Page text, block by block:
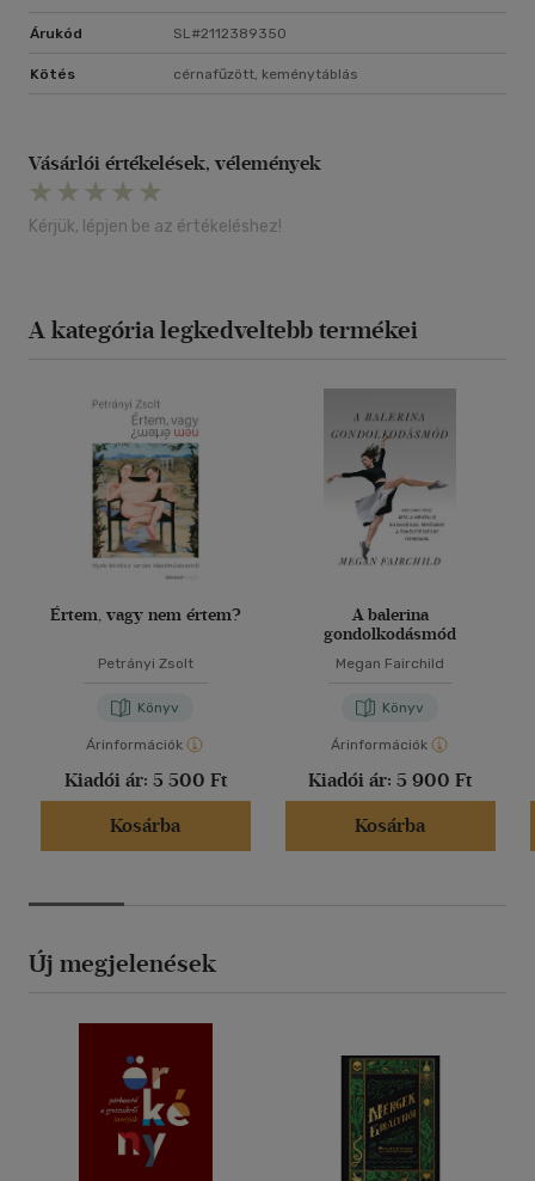
Árukód SL#2112389350
Kötés cérnafűzött, keménytáblás
Vásárlói értékelések, vélemények
Kérjük, lépjen be az értékeléshez!
A kategória legkedveltebb termékei
Értem, vagy nem értem?
Petrányi Zsolt
Könyv
Árinformációk
Kiadói ár: 5 500 Ft
Kosárba
A balerina
gondolkodásmód
Megan Fairchild
Könyv
Árinformációk
Kiadói ár: 5 900 Ft
Kosárba
Új megjelenések